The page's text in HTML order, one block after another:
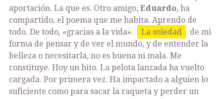
aportación. La que es. Otro amigo, Eduardo, ha
compartido, el poema que me habita. Aprendo de
todo. De todo, «gracias a la vida».
La soledad
de mi
forma de pensar y de ver el mundo, y de entender la
belleza o necesitarla, no es buena ni mala. Me
constituye. Hoy un hito. La pelota lanzada ha vuelto
cargada. Por primera vez. Ha impactado a alguien lo
suficiente como para sacar la raqueta y perder un